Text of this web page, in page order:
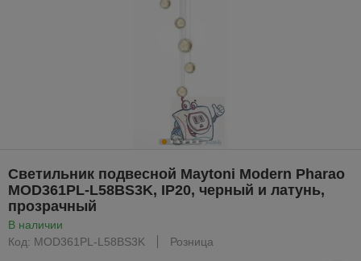
Светильник подвесной Maytoni Modern Pharao
MOD361PL-L58BS3K, IP20, черный и латунь,
прозрачный
В наличии
Код: MOD361PL-L58BS3K
Розница